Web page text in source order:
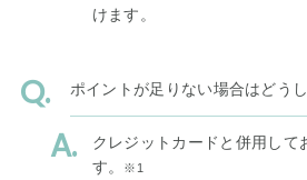
けます。
ポイントが足りない場合はどう
クレジットカードと併用して
す。
※1